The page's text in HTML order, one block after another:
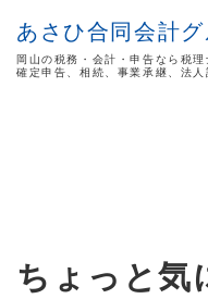
あさひ合同会計
岡山の税務・会計・申告なら税理
確定申告、相続、事業承継、法人
ちょっと気